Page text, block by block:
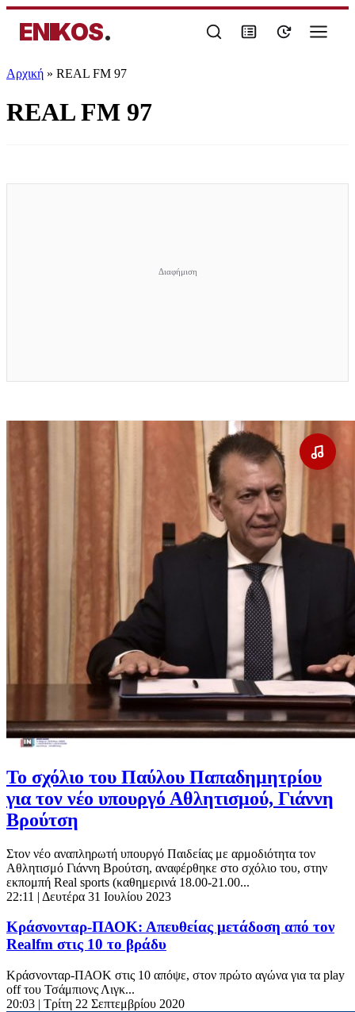
ENIKOS.
Αρχική » REAL FM 97
REAL FM 97
Το σχόλιο του Παύλου Παπαδημητρίου
για τον νέο υπουργό Αθλητισμού, Γιάννη
Βρούτση
Στον νέο αναπληρωτή υπουργό Παιδείας με αρμοδιότητα τον
Αθλητισμό Γιάννη Βρούτση, αναφέρθηκε στο σχόλιο του, στην
εκπομπή Real sports (καθημερινά 18.00-21.00...
22:11 | Δευτέρα 31 Ιουλίου 2023
Κράσνονταρ-ΠΑΟΚ: Απευθείας μετάδοση από τον
Realfm στις 10 το βράδυ
Κράσνονταρ-ΠΑΟΚ στις 10 απόψε, στον πρώτο αγώνα για τα play
off του Τσάμπιονς Λιγκ...
20:03 | Τρίτη 22 Σεπτεμβρίου 2020